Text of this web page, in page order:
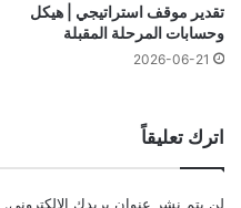
تقدير موقف استراتيجي | هيكل
وحسابات المرحلة المقبلة
2026-06-21
اترك تعليقاً
لن يتم نشر عنوان بريدك الإلكتروني.